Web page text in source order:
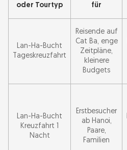
oder Tourtyp
für
Lan-Ha-Bucht
Tageskreuzfahrt
Reisende auf
Cat Ba, enge
Zeitpläne,
kleinere
Budgets
Lan-Ha-Bucht
Kreuzfahrt 1
Nacht
Erstbesucher
ab Hanoi,
Paare,
Familien